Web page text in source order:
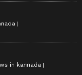
in kannada